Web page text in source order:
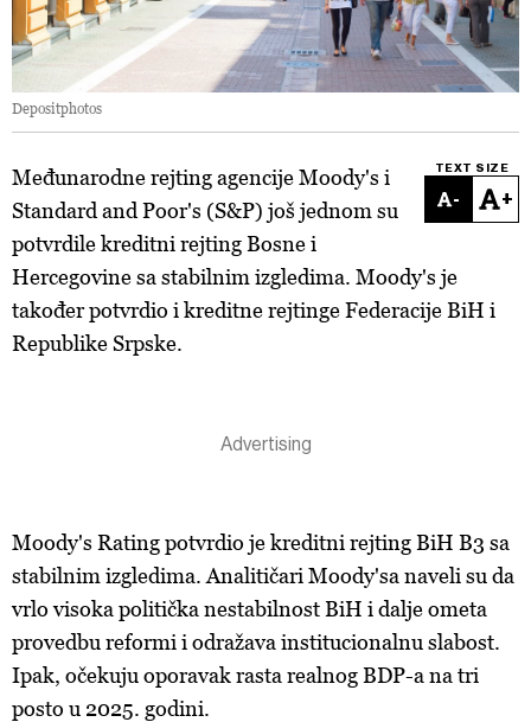
Depositphotos
TEXT SIZE
- +
Međunarodne rejting agencije Moody's i
Standard and Poor's (S&P) još jednom su
potvrdile kreditni rejting Bosne i
Hercegovine sa stabilnim izgledima. Moody's je
također potvrdio i kreditne rejtinge Federacije BiH i
Republike Srpske.
Moody's Rating potvrdio je kreditni rejting BiH B3 sa
stabilnim izgledima. Analitičari Moody'sa naveli su da
vrlo visoka politička nestabilnost BiH i dalje ometa
provedbu reformi i odražava institucionalnu slabost.
Ipak, očekuju oporavak rasta realnog BDP-a na tri
posto u 2025. godini.